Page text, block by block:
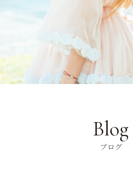
Blog
ブログ